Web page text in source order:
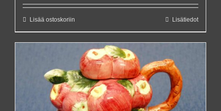
Lisää ostoskoriin Lisätiedot